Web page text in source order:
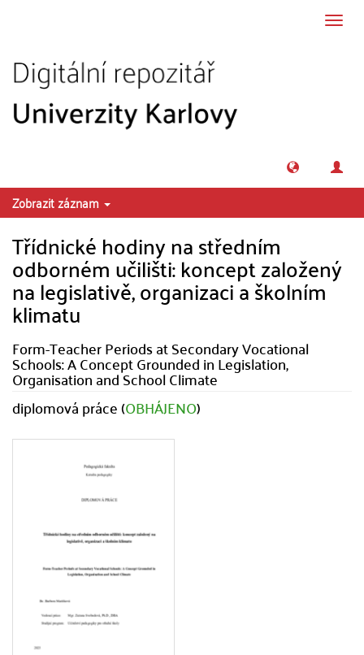
Zobrazit záznam
Třídnické hodiny na středním
odborném učilišti: koncept založený
na legislativě, organizaci a školním
klimatu
Form-Teacher Periods at Secondary Vocational
Schools: A Concept Grounded in Legislation,
Organisation and School Climate
diplomová práce (OBHÁJENO)